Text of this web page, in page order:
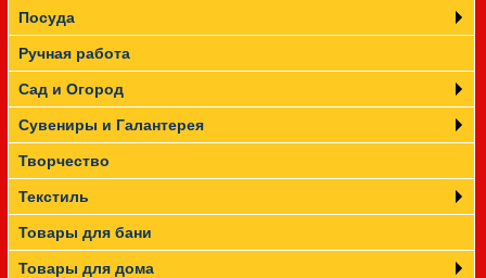
Посуда
Ручная работа
Сад и Огород
Сувениры и Галантерея
Творчество
Текстиль
Товары для бани
Товары для дома